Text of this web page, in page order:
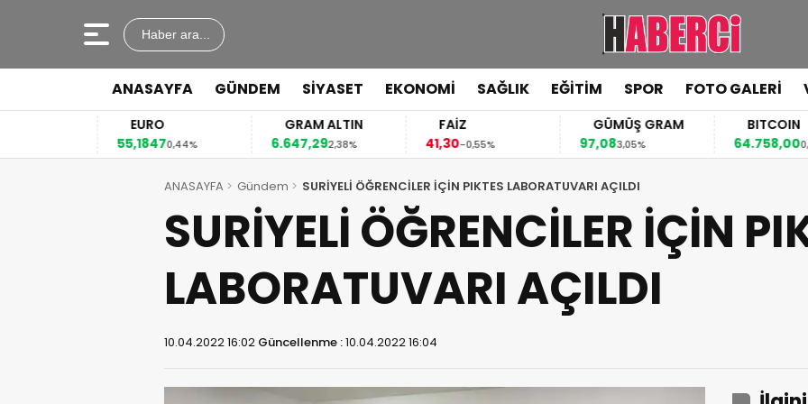
Haber ara...
ANASAYFA GÜNDEM SİYASET EKONOMİ SAĞLIK EĞİTİM SPOR FOTO GALERİ
55,18470,44%
GRAM ALTIN
6.647,292,38% -0,55%
GÜMÜŞ GRAM
97,083,05%
BITCOIN
64.758,000,57%
ANASAYFA Gündem SURİYELİ ÖĞRENCİLER İÇİN PIKTES LABORATUVARI AÇILDI
SURİYELİ ÖĞRENCİLER İÇİN
LABORATUVARI AÇILDI
10.04.2022 16:02 Güncellenme :10.04.2022 16:04